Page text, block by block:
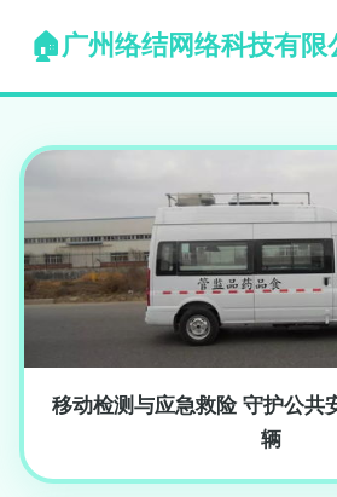
广州络结网络科技有限
移动检测与应急救险 守护公共
辆